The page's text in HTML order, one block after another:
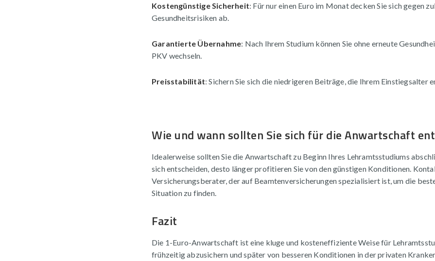
Kostengünstige Sicherheit: Für nur einen Euro im Monat decken Sie sich gegen
Gesundheitsrisiken ab.
Garantierte Übernahme: Nach Ihrem Studium können Sie ohne erneute
PKV wechseln.
Preisstabilität: Sichern Sie sich die niedrigeren Beiträge, die Ihrem Einstiegsalter
Wie und wann sollten Sie sich für die Anwartschaft
Idealerweise sollten Sie die Anwartschaft zu Beginn Ihres Lehramtsstudiums
sich entscheiden, desto länger profitieren Sie von den günstigen Konditionen.
Versicherungsberater, der auf Beamtenversicherungen spezialisiert ist, um die
Situation zu finden.
Fazit
Die 1-Euro-Anwartschaft ist eine kluge und kosteneffiziente Weise für
frühzeitig abzusichern und später von besseren Konditionen in der privaten